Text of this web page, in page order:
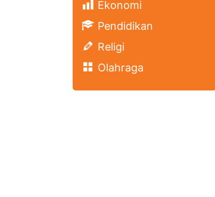
Ekonomi
Pendidikan
Religi
Olahraga